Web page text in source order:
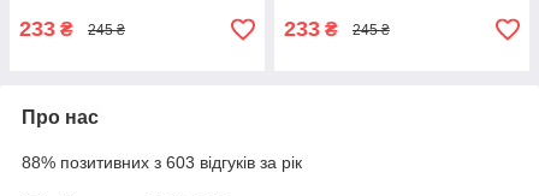
233 ₴ 245 ₴ 233 ₴ 245 ₴
Про нас
88% позитивних з 603 відгуків за рік